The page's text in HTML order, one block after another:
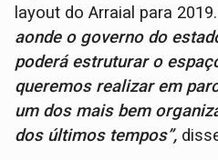
layout do Arraial para 2019.
aonde o governo do
poderáestruturar o
queremos realizar em
um dos mais bem
dos últimos tempos”,